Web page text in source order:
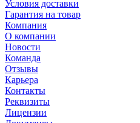
Условия доставки
Гарантия на товар
Компания
О компании
Новости
Команда
Отзывы
Карьера
Контакты
Реквизиты
Лицензии